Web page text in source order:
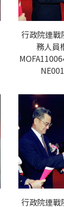
行政院連戰
務人員
行政院連戰